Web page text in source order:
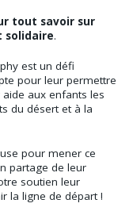
tout savoir sur
solidaire.
est un défi
pour leur permettre
aux enfants les
du désert et à la
pour mener ce
partage de leur
soutien leur
la ligne de départ !